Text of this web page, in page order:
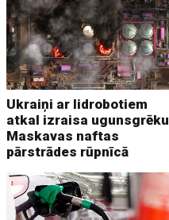
Ukraiņi ar lidrobotiem
atkal izraisa ugunsgrēku
Maskavas naftas
pārstrādes rūpnīcā